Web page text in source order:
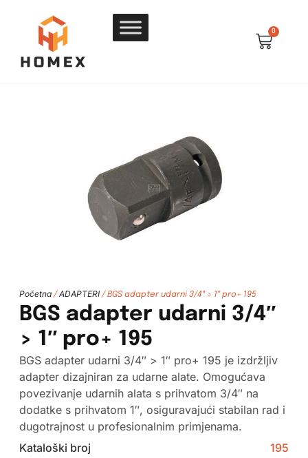
0
Početna/ ADAPTERI/ BGS adapter udarni 3/4″ > 1″ pro+ 195
BGS adapter udarni 3/4″
> 1″ pro+ 195
BGS adapter udarni 3/4″ > 1″ pro+ 195 je izdržljiv
adapter dizajniran za udarne alate. Omogućava
povezivanje udarnih alata s prihvatom 3/4″ na
dodatke s prihvatom 1″, osiguravajući stabilan rad i
dugotrajnost u profesionalnim primjenama.
Kataloški broj
195